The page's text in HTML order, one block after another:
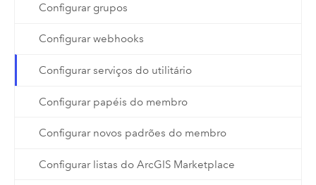
Configurar grupos
Configurar webhooks
Configurar serviços do utilitário
Configurar papéis do membro
Configurar novos padrões do membro
Configurar listas do ArcGIS Marketplace